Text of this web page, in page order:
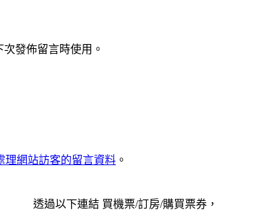
發佈留言時使用。
理網站訪客的留言資料 。
透過以下連結 買機票/訂房/購買票券，